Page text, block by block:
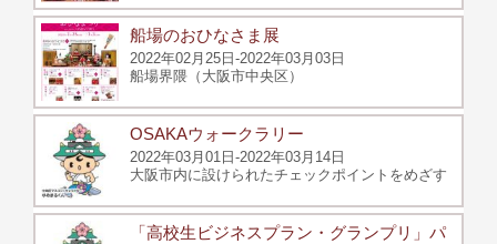
船場のおひなさま展
2022年02月25日-2022年03月03日
船場界隈（大阪市中央区）
OSAKAウォークラリー
2022年03月01日-2022年03月14日
大阪市内に設けられたチェックポイントをめざす
「高校生ビジネスプラン・グランプリ」パ